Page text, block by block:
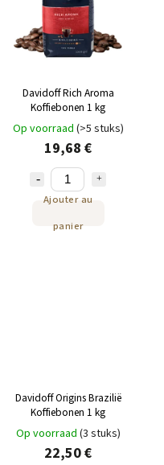
Davidoff Rich Aroma
Koffiebonen 1 kg
Op voorraad (>5 stuks)
19,68 €
Ajouter au
panier
Davidoff Origins Brazilië
Koffiebonen 1 kg
Op voorraad (3 stuks)
22,50 €